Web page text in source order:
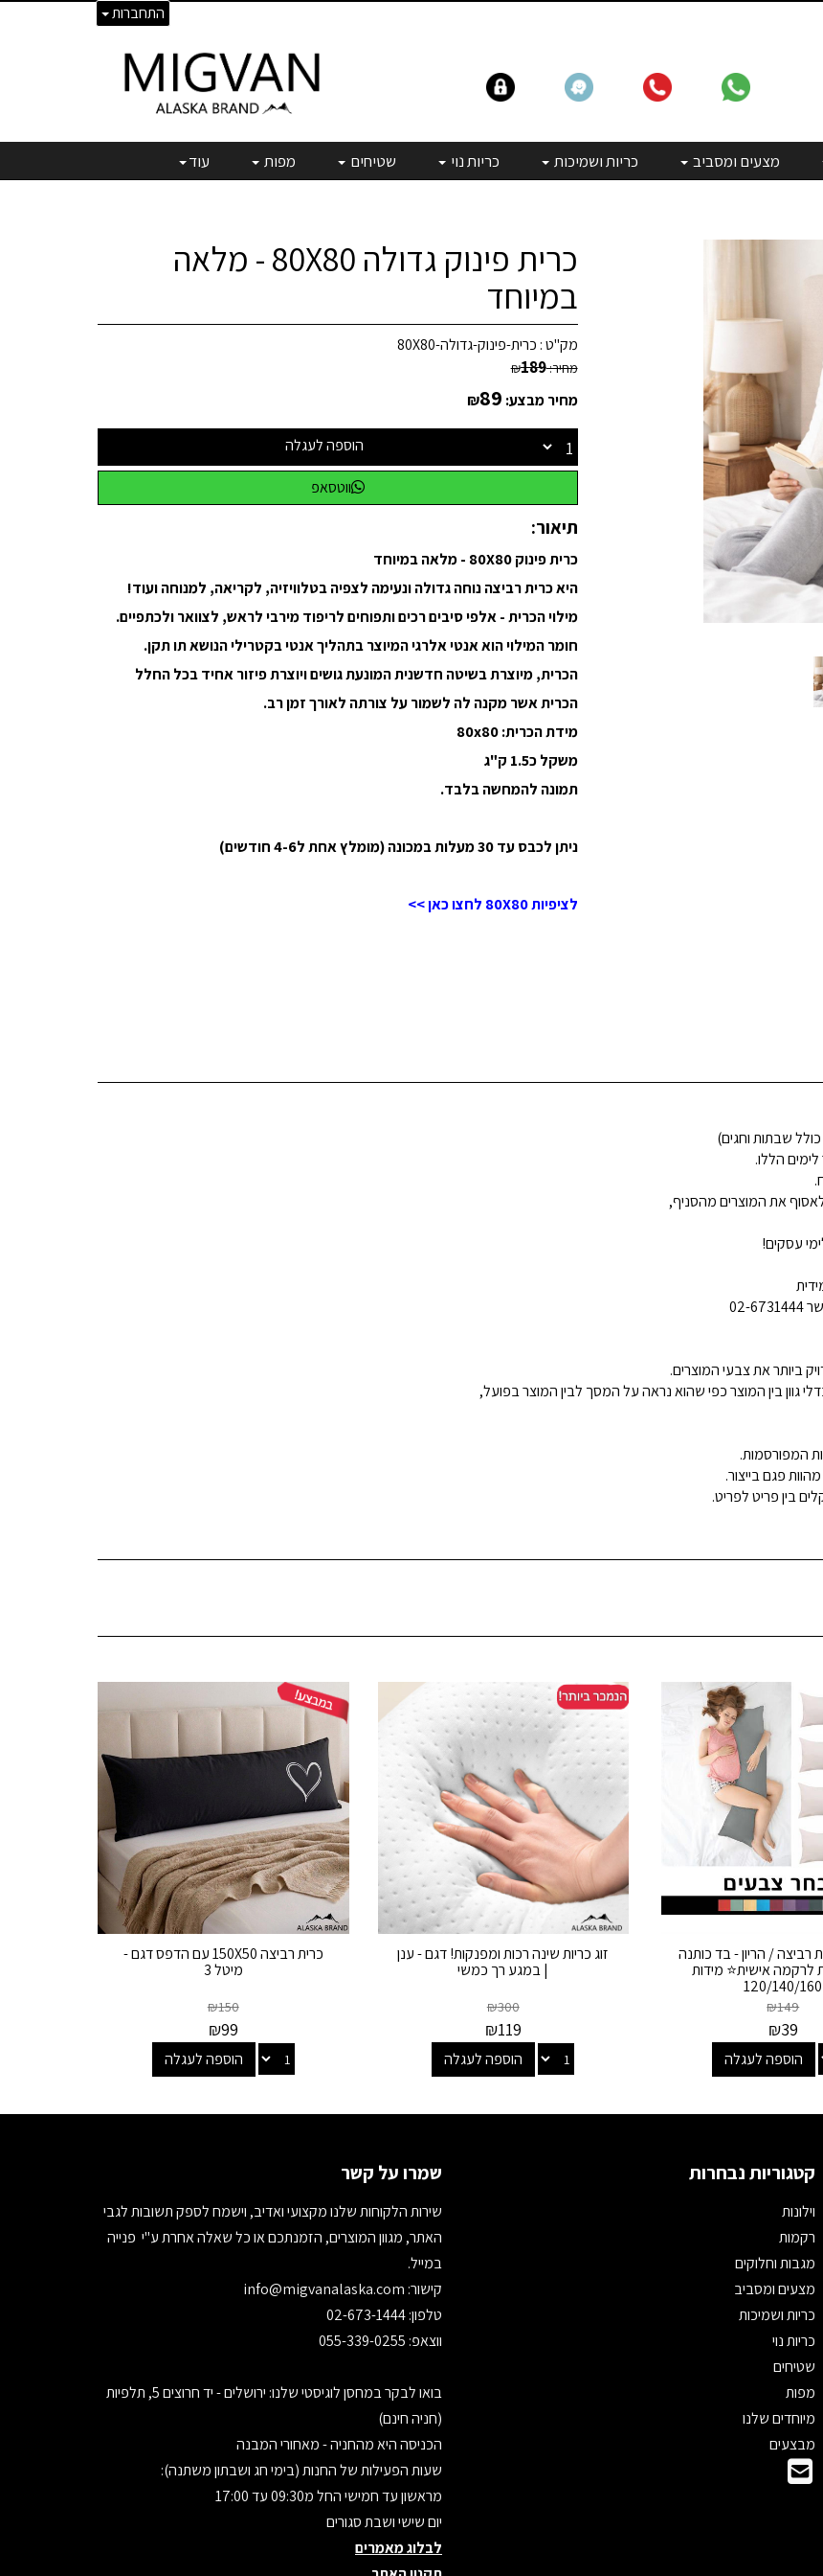
התחברות
מצעים ומסביב כריות ושמיכות כריות נוי שטיחים מפות עוד
כרית פינוק גדולה 80X80 - מלאה
במיוחד
מק"ט : כרית-פינוק-גדולה-80X80
מחיר: ₪189
מחיר מבצע: ₪89
הוספה לעגלה
ווטסאפ
תיאור:
כרית פינוק 80X80 - מלאה במיוחד
היא כרית רביצה נוחה גדולה ונעימה לצפיה בטלוויזיה, לקריאה, למנוחה ועוד!
מילוי הכרית - אלפי סיבים רכים ותפוחים לריפוד מירבי לראש, לצוואר ולכתפיים.
חומר המילוי הוא אנטי אלרגי המיוצר בתהליך אנטי בקטרילי הנושא תו תקן.
הכרית, מיוצרת בשיטה חדשנית המונעת גושים ויוצרת פיזור אחיד בכל החלל
הכרית אשר מקנה לה לשמור על צורתה לאורך זמן רב.
מידת הכרית: 80x80
משקל כ1.5 ק"ג
תמונה להמחשה בלבד.
ניתן לכבס עד 30 מעלות במכונה (מומלץ אחת ל4-6 חודשים)
לציפיות 80X80 לחצו כאן >>
הללו.
את המוצרים מהסניף,
עסקים!
ביותר את צבעי המוצרים.
גוון בין המוצר כפי שהוא נראה על המסך לבין המוצר בפועל,
פגם בייצור.
בין פריט לפריט.
רביצה / הריון - בד כותנה
לרקמה אישית⭐ מידות
120/140/160
₪149
₪39
הוספה לעגלה
זוג כריות שינה רכות ומפנקות! דגם - ענן
| במגע רך כמשי
₪300
₪119
הוספה לעגלה
כרית רביצה 150X50 עם הדפס דגם -
מיטל 3
₪150
₪99
הוספה לעגלה
קטגוריות נבחרות
וילונות
רקמות
מגבות וחלוקים
מצעים ומסביב
כריות ושמיכות
כריות נוי
שטיחים
מפות
מיוחדים שלנו
מבצעים
שמרו על קשר
שירות הלקוחות שלנו מקצועי ואדיב, וישמח לספק תשובות לגבי
האתר, מגוון המוצרים, הזמנתכם או כל שאלה אחרת ע"י פנייה
במייל.
קישור:
טלפון: 02-673-1444
ווצאפ: 055-339-0255
בואו לבקר במחסן לוגיסטי שלנו: ירושלים - יד חרוצים 5, תלפיות
(חניה חינם)
הכניסה היא מהחניה - מאחורי המבנה
שעות הפעילות של החנות (בימי חג ושבתון משתנה):
מראשון עד חמישי החל מ09:30 עד 17:00
יום שישי ושבת סגורים
לבלוג מאמרים